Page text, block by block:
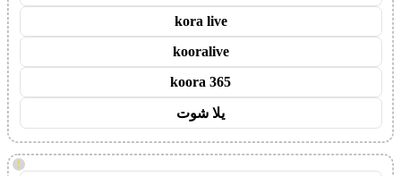
kora live
kooralive
koora 365
يلا شوت
!